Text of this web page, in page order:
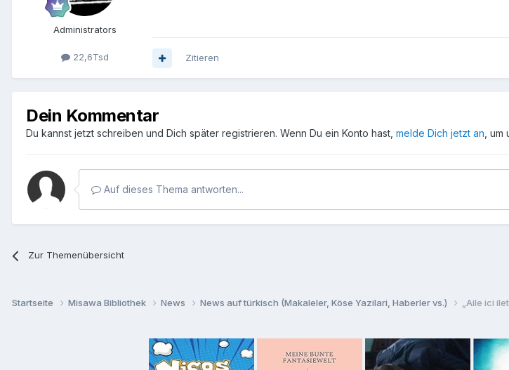
Administrators
22,6Tsd Zitieren
Dein Kommentar
Du kannst jetzt schreiben und Dich später registrieren. Wenn Du ein Konto hast, melde Dich jetzt an ,
Auf dieses Thema antworten...
Zur Themenübersicht
Startseite Misawa Bibliothek News News auf türkisch (Makaleler, Köse Yazilari, Haberler vs.) „Aile ici